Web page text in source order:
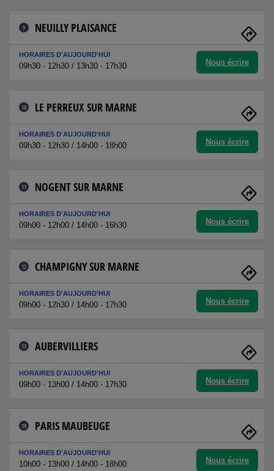
9 NEUILLY PLAISANCE
HORAIRES D'AUJOURD'HUI
09h30 - 12h30 / 13h30 - 17h30 Nous écrire
10 LE PERREUX SUR MARNE
HORAIRES D'AUJOURD'HUI
09h30 - 12h30 / 14h00 - 18h00 Nous écrire
11 NOGENT SUR MARNE
HORAIRES D'AUJOURD'HUI
09h00 - 12h00 / 14h00 - 16h30 Nous écrire
12 CHAMPIGNY SUR MARNE
HORAIRES D'AUJOURD'HUI
09h00 - 12h30 / 14h00 - 17h30 Nous écrire
13 AUBERVILLIERS
HORAIRES D'AUJOURD'HUI
09h00 - 13h00 / 14h00 - 17h30 Nous écrire
14 PARIS MAUBEUGE
HORAIRES D'AUJOURD'HUI
10h00 - 13h00 / 14h00 - 18h00 Nous écrire